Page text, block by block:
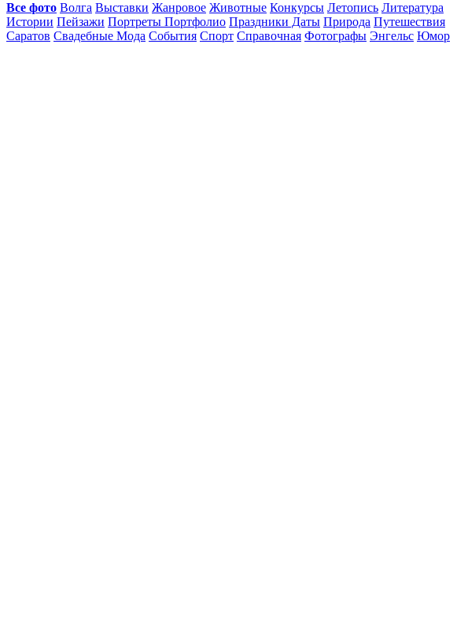
Все фото Волга Выставки Жанровое Животные Конкурсы Летопись Литература
Истории Пейзажи Портреты Портфолио Праздники Даты Природа Путешествия
Саратов Свадебные Мода События Спорт Справочная Фотографы Энгельс Юмор